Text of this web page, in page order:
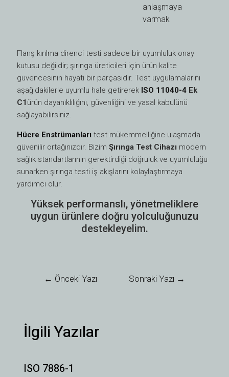
anlaşmaya
varmak
Flanş kırılma direnci testi sadece bir uyumluluk onay
kutusu değildir; şırınga üreticileri için ürün kalite
güvencesinin hayati bir parçasıdır. Test uygulamalarını
aşağıdakilerle uyumlu hale getirerek ISO 11040-4 Ek
C1 ürün dayanıklılığını, güvenliğini ve yasal kabulünü
sağlayabilirsiniz.
Hücre Enstrümanları test mükemmelliğine ulaşmada
güvenilir ortağınızdır. BizimŞırınga Test Cihazı modern
sağlık standartlarının gerektirdiği doğruluk ve uyumluluğu
sunarken şırınga testi iş akışlarını kolaylaştırmaya
yardımcı olur.
Yüksek performanslı, yönetmeliklere
uygun ürünlere doğru yolculuğunuzu
destekleyelim.
← Önceki Yazı Sonraki Yazı →
İlgili Yazılar
ISO 7886-1